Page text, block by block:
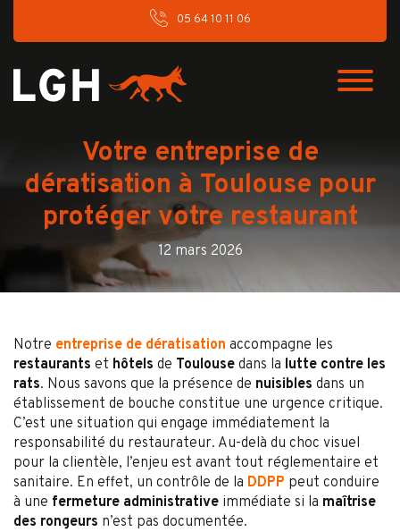
05 64 10 11 06
Votre entreprise de
dératisation à Toulouse pour
protéger votre restaurant
12 mars 2026
Notre entreprise de dératisation accompagne les
restaurants et hôtels de Toulouse dans la lutte contre les
rats. Nous savons que la présence de nuisibles dans un
établissement de bouche constitue une urgence critique.
C’est une situation qui engage immédiatement la
responsabilité du restaurateur. Au-delà du choc visuel
pour la clientèle, l’enjeu est avant tout réglementaire et
sanitaire. En effet, un contrôle de la DDPP peut conduire
à une fermeture administrative immédiate si la maîtrise
des rongeurs n’est pas documentée.